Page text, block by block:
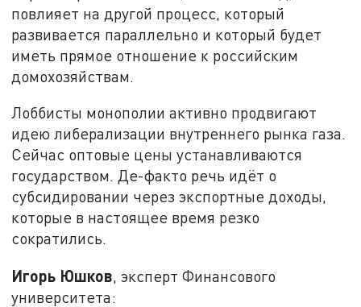
повлияет на другой процесс, который
развивается параллельно и который будет
иметь прямое отношение к российским
домохозяйствам.
Лоббисты монополии активно продвигают
идею либерализации внутреннего рынка газа.
Сейчас оптовые цены устанавливаются
государством. Де-факто речь идёт о
субсидировании через экспортные доходы,
которые в настоящее время резко
сократились.
Игорь Юшков, эксперт Финансового
университета: